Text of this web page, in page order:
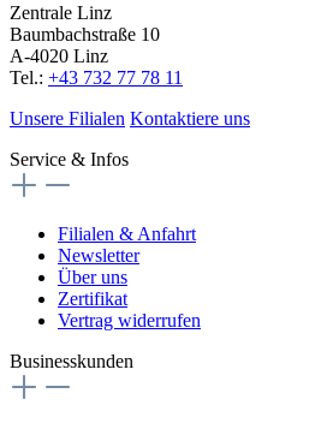
Zentrale Linz
Baumbachstraße 10
A-4020 Linz
Tel.: +43 732 77 78 11
Unsere Filialen Kontaktiere uns
Service & Infos
Filialen & Anfahrt
Newsletter
Über uns
Zertifikat
Vertrag widerrufen
Businesskunden